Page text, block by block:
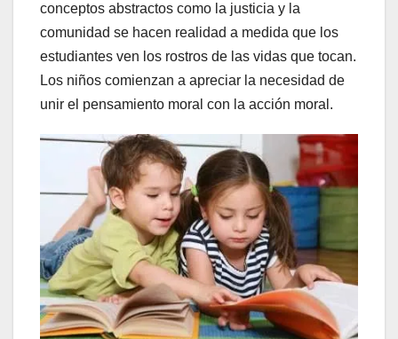
conceptos abstractos como la justicia y la
comunidad se hacen realidad a medida que los
estudiantes ven los rostros de las vidas que tocan.
Los niños comienzan a apreciar la necesidad de
unir el pensamiento moral con la acción moral.